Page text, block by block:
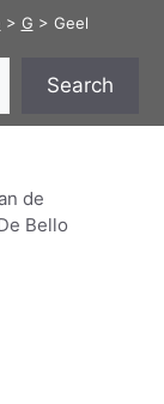
> G > Geel
Search
de
Bello